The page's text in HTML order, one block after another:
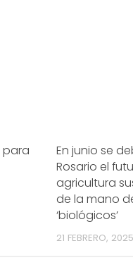
para
En junio se
Rosario el
agricultura
de la mano
‘biológicos’
21 FEBRERO, 2025